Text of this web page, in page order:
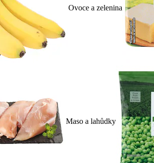
Ovoce a zelenina
Maso a lahůdky